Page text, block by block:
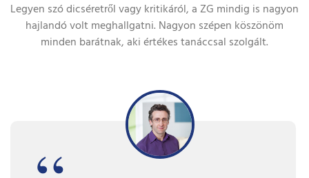
Legyen szó dicséretről vagy kritikáról, a ZG mindig is nagyon
hajlandó volt meghallgatni. Nagyon szépen köszönöm
minden barátnak, aki értékes tanáccsal szolgált.